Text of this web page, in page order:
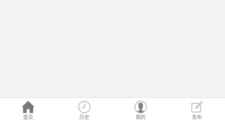
首页 历史 我的 发布